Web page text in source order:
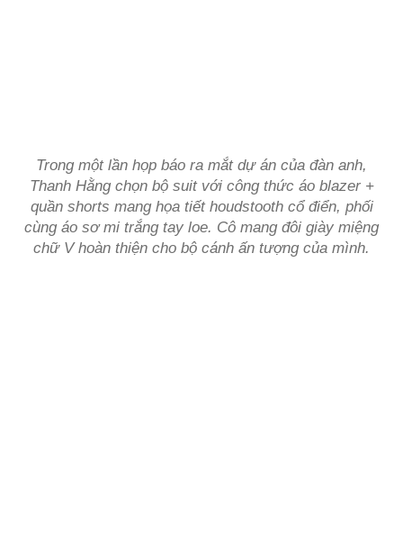
Trong một lần họp báo ra mắt dự án của đàn anh,
Thanh Hằng chọn bộ suit với công thức áo blazer +
quần shorts mang họa tiết houdstooth cổ điển, phối
cùng áo sơ mi trắng tay loe. Cô mang đôi giày miệng
chữ V hoàn thiện cho bộ cánh ấn tượng của mình.